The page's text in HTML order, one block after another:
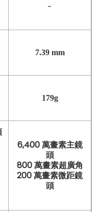
-
7.39 mm
179g
6,400 萬畫素主鏡
頭
800 萬畫素超廣角
200 萬畫素微距鏡
頭